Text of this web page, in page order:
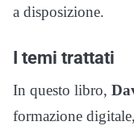
a disposizione.
I temi trattati
In questo libro,
formazione